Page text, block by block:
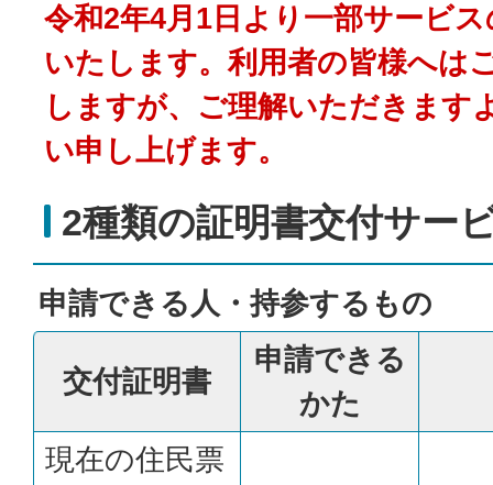
令和2年4月1日より一部サービ
いたします。利用者の皆様へは
しますが、ご理解いただきます
い申し上げます。
2種類の証明書交付サー
申請できる人・持参するもの
交付証明書
申請できる
かた
現在の住民票